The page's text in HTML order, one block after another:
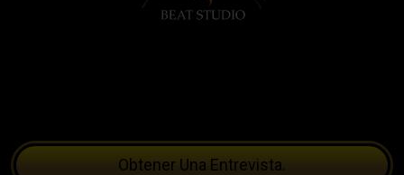
Obtener Una Entrevista.